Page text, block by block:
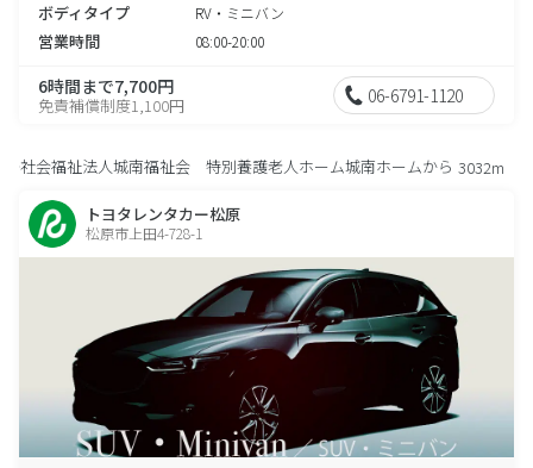
ボディタイプ RV・ミニバン
営業時間 08:00-20:00
6時間まで7,700円
免責補償制度1,100円 06-6791-1120
社会福祉法人城南福祉会 特別養護老人ホーム城南ホームから 3032m
トヨタレンタカー松原
松原市上田4-728-1